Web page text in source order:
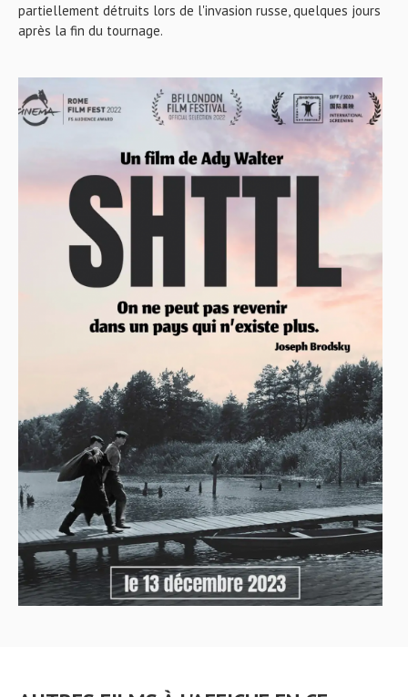
partiellement détruits lors de l'invasion russe, quelques jours
après la fin du tournage.